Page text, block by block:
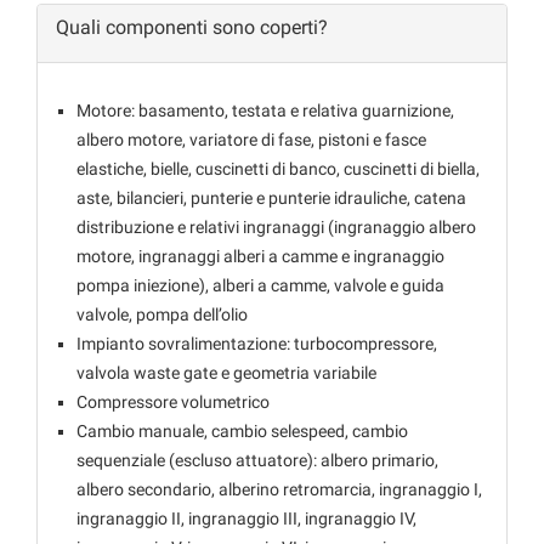
Quali componenti sono coperti?
Motore: basamento, testata e relativa guarnizione,
albero motore, variatore di fase, pistoni e fasce
elastiche, bielle, cuscinetti di banco, cuscinetti di biella,
aste, bilancieri, punterie e punterie idrauliche, catena
distribuzione e relativi ingranaggi (ingranaggio albero
motore, ingranaggi alberi a camme e ingranaggio
pompa iniezione), alberi a camme, valvole e guida
valvole, pompa dell’olio
Impianto sovralimentazione: turbocompressore,
valvola waste gate e geometria variabile
Compressore volumetrico
Cambio manuale, cambio selespeed, cambio
sequenziale (escluso attuatore): albero primario,
albero secondario, alberino retromarcia, ingranaggio I,
ingranaggio II, ingranaggio III, ingranaggio IV,